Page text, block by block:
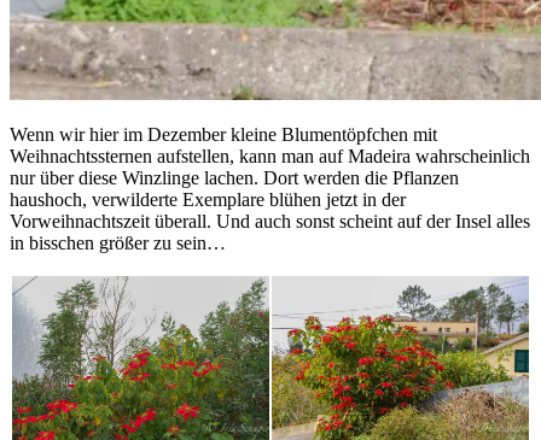
Wenn wir hier im Dezember kleine Blumentöpfchen mit
Weihnachtssternen aufstellen, kann man auf Madeira wahrscheinlich
nur über diese Winzlinge lachen. Dort werden die Pflanzen
haushoch, verwilderte Exemplare blühen jetzt in der
Vorweihnachtszeit überall. Und auch sonst scheint auf der Insel alles
in bisschen größer zu sein…